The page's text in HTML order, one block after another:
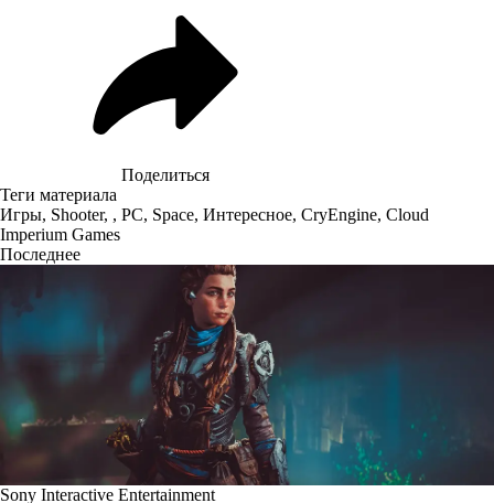
Поделиться
Теги материала
Игры, Shooter, , PC, Space, Интересное, CryEngine, Cloud
Imperium Games
Последнее
Sony Interactive Entertainment